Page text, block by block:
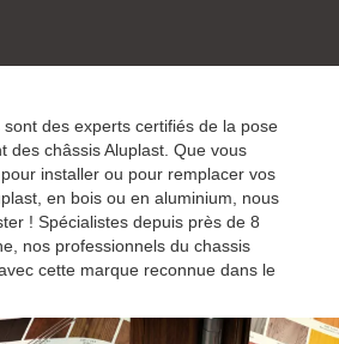
des experts certifiés de la pose
des châssis Aluplast. Que vous
installer ou pour remplacer vos
en bois ou en aluminium, nous
! Spécialistes depuis près de 8
nos professionnels du chassis
cette marque reconnue dans le